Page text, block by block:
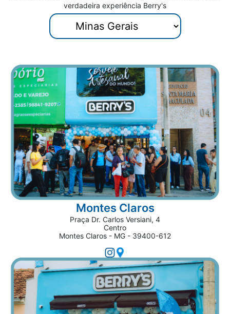
verdadeira experiência Berry's
Montes Claros
Praça Dr. Carlos Versiani, 4
Centro
Montes Claros - MG - 39400-612